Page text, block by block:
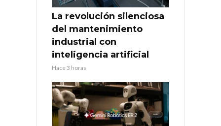
La revolución silenciosa
del mantenimiento
industrial con
inteligencia artificial
Hace 3 horas